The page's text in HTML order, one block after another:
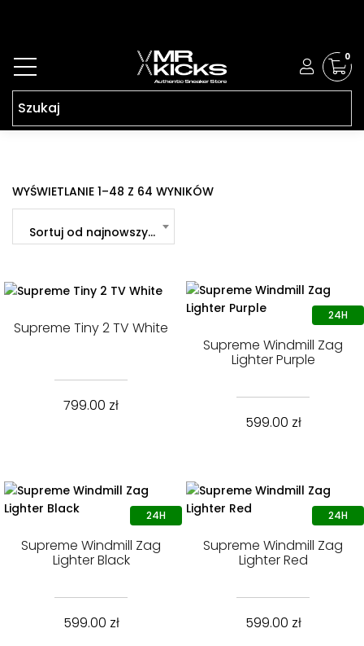
0
WYŚWIETLANIE 1–48 Z 64 WYNIKÓWPOSORTOWANE
Sortuj od najnowszych
Supreme Tiny 2 TV White
799.00 zł
Supreme Windmill Zag
Lighter Purple
599.00 zł
Supreme Windmill Zag
Lighter Black
599.00 zł
Supreme Windmill Zag
Lighter Red
599.00 zł